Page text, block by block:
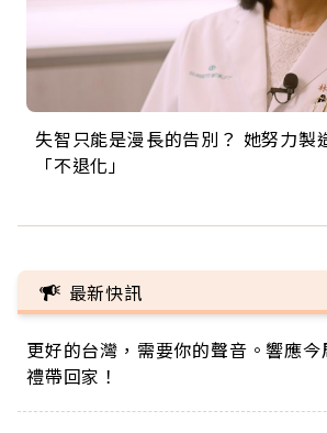
失智只能是漫長的告別？ 她努力製
「不退化」
來自剛果的巧克力神父 為台灣奉獻
的家，我連作夢都講台語！」
63歲卸矽谷副總、搬回台灣找快樂
丑」走進安養院，逗樂上萬爺奶：
104歲打破金氏世界紀錄 成為全球
手，分享長壽的秘密原來是「這個」
事業巔峰他選擇追夢…黑手阿伯拉
巨蛋！連CNN都大讚！
最新快訊
更好的台灣，需要你的聲音。響應
禮帶回家！